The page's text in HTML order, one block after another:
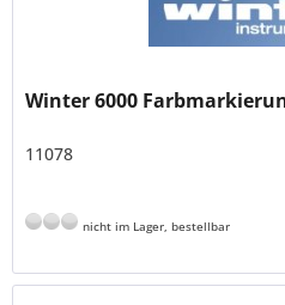
Winter 6000
11078
nicht im Lager, bestellbar